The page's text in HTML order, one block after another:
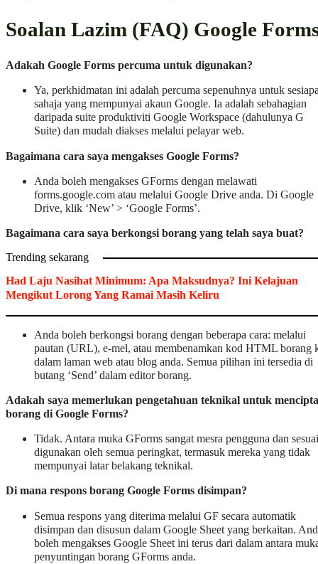
Soalan Lazim (FAQ) Google
Adakah Google Forms percuma untuk digunakan?
Ya, perkhidmatan ini adalah percuma sepenuhnya untuk
sahaja yang mempunyai akaun Google. Ia adalah sebahagian
daripada suite produktiviti Google Workspace (dahulunya G
Suite) dan mudah diakses melalui pelayar web.
Bagaimana cara saya mengakses Google Forms?
Anda boleh mengakses GForms dengan melawati
forms.google.com atau melalui Google Drive anda. Di Google
Drive, klik ‘New’ > ‘Google Forms’.
Bagaimana cara saya berkongsi borang yang telah saya buat?
Trending sekarang
Had Laju Nasihat Minimum: Apa Maksudnya? Ini Kelajuan
Mengikut Lorong Yang Ramai Masih Keliru
Anda boleh berkongsi borang dengan beberapa cara: melalui
pautan (URL), e-mel, atau membenamkan kod HTML borang
dalam laman web atau blog anda. Semua pilihan ini tersedia di
butang ‘Send’ dalam editor borang.
Adakah saya memerlukan pengetahuan teknikal untuk mencipta
borang di Google Forms?
Tidak. Antara muka GForms sangat mesra pengguna dan sesuai
digunakan oleh semua peringkat, termasuk mereka yang tidak
mempunyai latar belakang teknikal.
Di mana respons borang Google Forms disimpan?
Semua respons yang diterima melalui GF secara automatik
disimpan dan disusun dalam Google Sheet yang berkaitan.
boleh mengakses Google Sheet ini terus dari dalam antara
penyuntingan borang GForms anda.